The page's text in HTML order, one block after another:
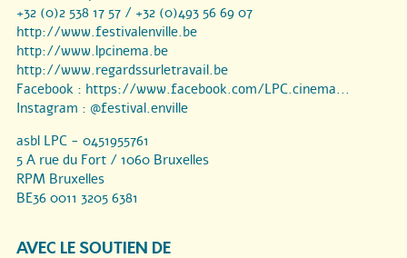
+32 (0)2 538 17 57 / +32 (0)493 56 69 07
http://www.festivalenville.be
http://www.lpcinema.be
http://www.regardssurletravail.be
Facebook : https://www.facebook.com/LPC.cinema...
Instagram : @festival.enville
asbl LPC - 0451955761
5 A rue du Fort / 1060 Bruxelles
RPM Bruxelles
BE36 0011 3205 6381
AVEC LE SOUTIEN DE